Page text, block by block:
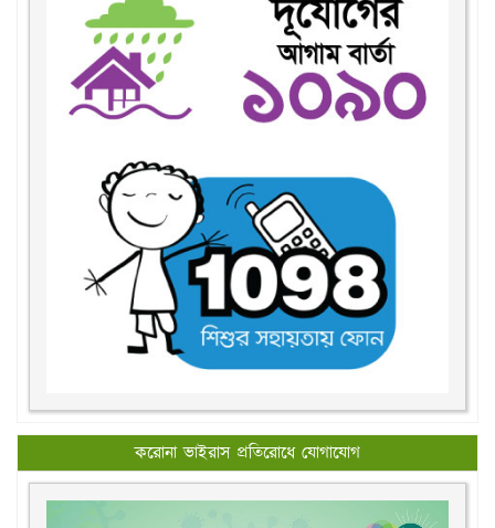
করোনা ভাইরাস প্রতিরোধে যোগাযোগ